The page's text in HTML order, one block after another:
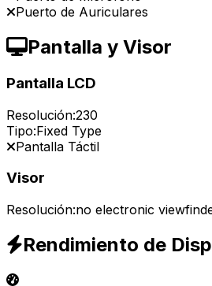
Puerto de Auriculares
Pantalla y Visor
Pantalla LCD
Resolución:230
Tipo:Fixed Type
Pantalla Táctil
Visor
Resolución:no electronic
Rendimiento de